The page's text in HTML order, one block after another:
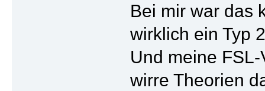
Bei mir war das
wirklich ein Typ
Und meine
wirre Theorien